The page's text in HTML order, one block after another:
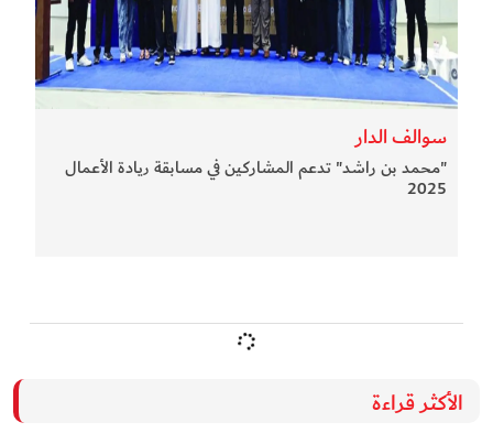
سوالف الدار
"محمد بن راشد" تدعم المشاركين في مسابقة ريادة الأعمال
2025
الأكثر قراءة